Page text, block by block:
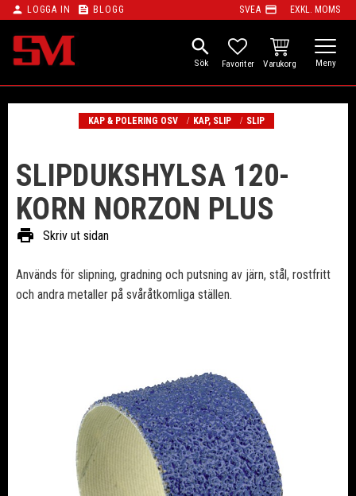
Meny
person LOGGA IN feed BLOGG SVEA payment EXKL. MOMS
search
FAVORITER
KUNDVAGN
KAP & POLERING OSV KAP, SLIP SLIP
SLIPDUKSHYLSA 120-
KORN NORZON PLUS
print Skriv ut sidan
Används för slipning, gradning och putsning av järn, stål, rostfritt
och andra metaller på svåråtkomliga ställen.